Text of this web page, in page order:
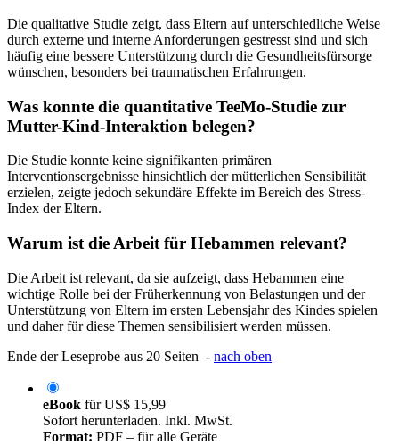
Die qualitative Studie zeigt, dass Eltern auf unterschiedliche Weise
durch externe und interne Anforderungen gestresst sind und sich
häufig eine bessere Unterstützung durch die Gesundheitsfürsorge
wünschen, besonders bei traumatischen Erfahrungen.
Was konnte die quantitative TeeMo-Studie zur
Mutter-Kind-Interaktion belegen?
Die Studie konnte keine signifikanten primären
Interventionsergebnisse hinsichtlich der mütterlichen Sensibilität
erzielen, zeigte jedoch sekundäre Effekte im Bereich des Stress-
Index der Eltern.
Warum ist die Arbeit für Hebammen relevant?
Die Arbeit ist relevant, da sie aufzeigt, dass Hebammen eine
wichtige Rolle bei der Früherkennung von Belastungen und der
Unterstützung von Eltern im ersten Lebensjahr des Kindes spielen
und daher für diese Themen sensibilisiert werden müssen.
Ende der Leseprobe aus 20 Seiten - nach oben
eBook fürUS$ 15,99
Sofort herunterladen. Inkl. MwSt.
Format: PDF – für alle Geräte